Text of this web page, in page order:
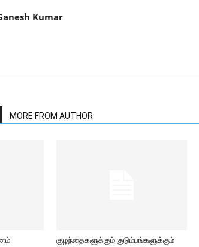
Kumar
MORE FROM AUTHOR
குழந்தைகளுக்கும் குடும்பங்களுக்கும்